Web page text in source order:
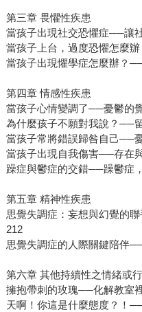
第三章 畏懼性疾患
當孩子出現社交恐懼症──讓
當孩子上台，過度恐懼怎麼
當孩子出現懼學症怎麼辦？
第四章 情感性疾患
當孩子心情變調了──憂鬱的
為什麼孩子不願對我說？──
當孩子常將錯誤歸咎自己──
當孩子出現自我傷害──存在
躁症與鬱症的交錯──躁鬱症
第五章 精神性疾患
思覺失調症：妄想與幻覺的
212
思覺失調症的人際關鍵陪伴
第六章 其他持續性之情緒或
擁抱帶刺的玫瑰──化解教室
天啊！你這是什麼態度？！